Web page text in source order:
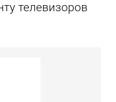
телевизоров